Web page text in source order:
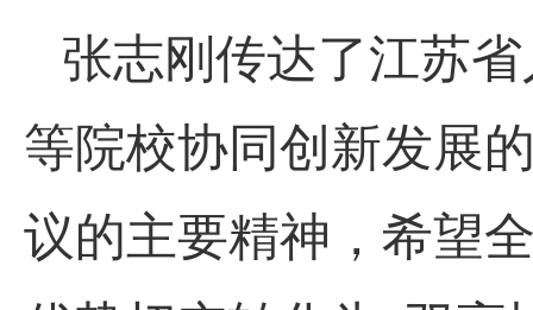
张志刚传达了江苏
等院校协同创新发展
议的主要精神 ，希望